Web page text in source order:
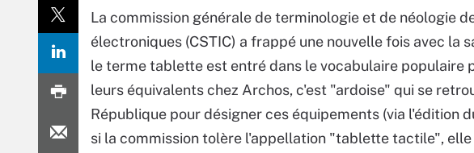
La commission générale de terminologie et de néologie
électroniques (CSTIC) a frappé une nouvelle fois avec la
le terme tablette est entré dans le vocabulaire populaire
leurs équivalents chez Archos, c'est "ardoise" qui se
République pour désigner ces équipements (via l'édition
si la commission tolère l'appellation "tablette tactile",